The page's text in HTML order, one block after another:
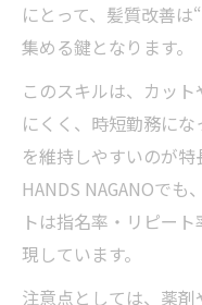
にとって、髪質改善
集める鍵となります。
このスキルは、カッ
にくく、時短勤務に
を維持しやすいのが特
HANDS NAGANOで
トは指名率・リピー
現しています。
注意点としては、薬